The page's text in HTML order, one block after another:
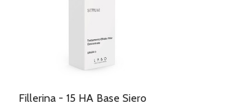
Fillerina - 15 HA Base Siero